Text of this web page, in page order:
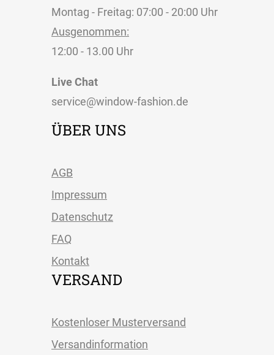
Montag - Freitag: 07:00 - 20:00 Uhr
Ausgenommen:
12:00 - 13.00 Uhr
Live Chat
service@window-fashion.de
ÜBER UNS
AGB
Impressum
Datenschutz
FAQ
Kontakt
VERSAND
Kostenloser Musterversand
Versandinformation